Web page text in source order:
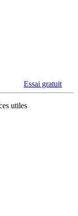
Essai gratuit
utiles